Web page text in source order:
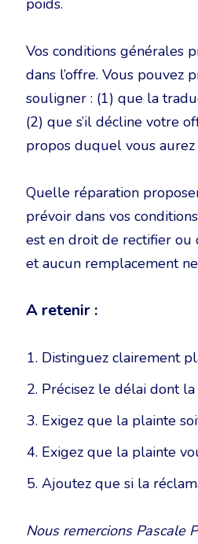
poids.
Vos conditions générales
dans l’offre. Vous
souligner : (1) que la
(2) que s’il décline votre
propos duquel vous
Quelle réparation
prévoir dans vos
est en droit de rectifier ou
et aucun remplacement
A retenir :
Distinguez clairement
Précisez le délai dont
Exigez que la plainte
Exigez que la plainte
Ajoutez que si la
Nous remercions Pascale